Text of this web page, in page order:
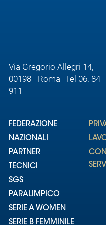
Contatti
Assicurazione
Social media
Via Gregorio Allegri 14,
00198 - Roma Tel 06. 84
911
FEDERAZIONE
NAZIONALI
PARTNER
TECNICI
SGS
PARALIMPICO
SERIE A WOMEN
SERIE B FEMMINILE